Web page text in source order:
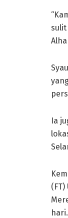
sulit
Ia
hari.